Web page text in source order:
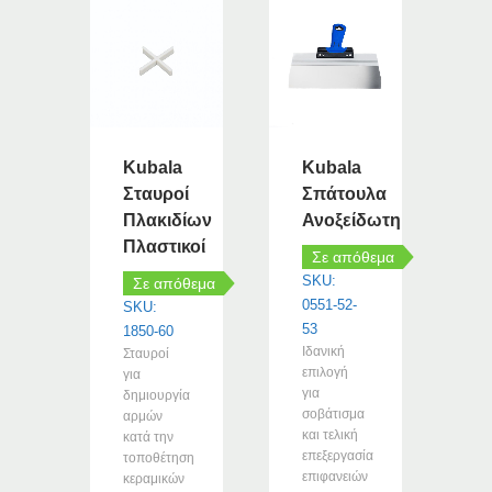
Kubala
Σταυροί
Πλακιδίων
Πλαστικοί
Σε απόθεμα
SKU:
1850-60
Σταυροί
για
δημιουργία
αρμών
κατά την
τοποθέτηση
κεραμικών
Kubala
Σπάτουλα
Ανοξείδωτη
Σε απόθεμα
SKU:
0551-52-
53
Ιδανική
επιλογή
για
σοβάτισμα
και τελική
επεξεργασία
επιφανειών